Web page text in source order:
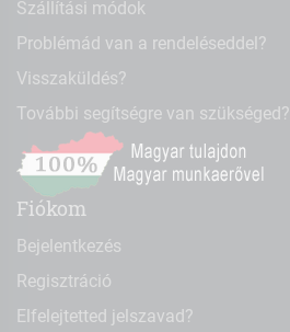
Szállítási módok
Problémád van a rendeléseddel?
Visszaküldés?
További segítségre van szükséged?
Fiókom
Bejelentkezés
Regisztráció
Elfelejtetted jelszavad?